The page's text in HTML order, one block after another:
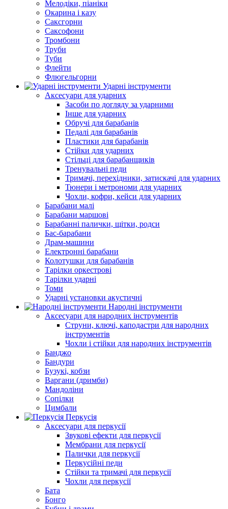
Мелодіки, піаніки
Окарина і казу
Саксгорни
Саксофони
Тромбони
Труби
Туби
Флейти
Флюгельгорни
Ударні інструменти
Аксесуари для ударних
Засоби по догляду за ударними
Інше для ударних
Обручі для барабанів
Педалі для барабанів
Пластики для барабанів
Стійки для ударних
Стільці для барабанщиків
Тренувальні педи
Тримачі, перехідники, затискачі для ударних
Тюнери і метрономи для ударних
Чохли, кофри, кейси для ударних
Барабани малі
Барабани маршові
Барабанні палички, щітки, родси
Бас-барабани
Драм-машини
Електронні барабани
Колотушки для барабанів
Тарілки оркестрові
Тарілки ударні
Томи
Ударні установки акустичні
Народні інструменти
Аксесуари для народних інструментів
Струни, ключі, каподастри для народних
інструментів
Чохли і стійки для народних інструментів
Банджо
Бандури
Бузукі, кобзи
Варгани (дримби)
Мандоліни
Сопілки
Цимбали
Перкусія
Аксесуари для перкусії
Звукові ефекти для перкусії
Мембрани для перкусії
Палички для перкусії
Перкусійні педи
Стійки та тримачі для перкусії
Чохли для перкусії
Бата
Бонго